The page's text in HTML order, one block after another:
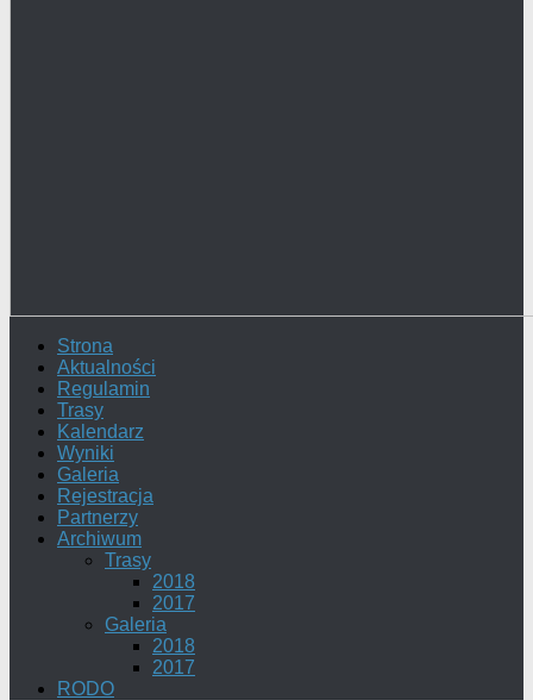
Strona
Aktualności
Regulamin
Trasy
Kalendarz
Wyniki
Galeria
Rejestracja
Partnerzy
Archiwum
Trasy
2018
2017
Galeria
2018
2017
RODO